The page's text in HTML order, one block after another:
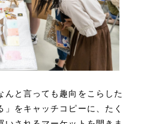
と言っても趣向をこらした
をキャッチコピーに、たく